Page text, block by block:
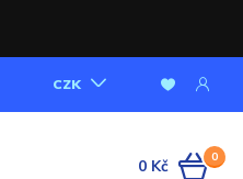
CZK
0
0 Kč